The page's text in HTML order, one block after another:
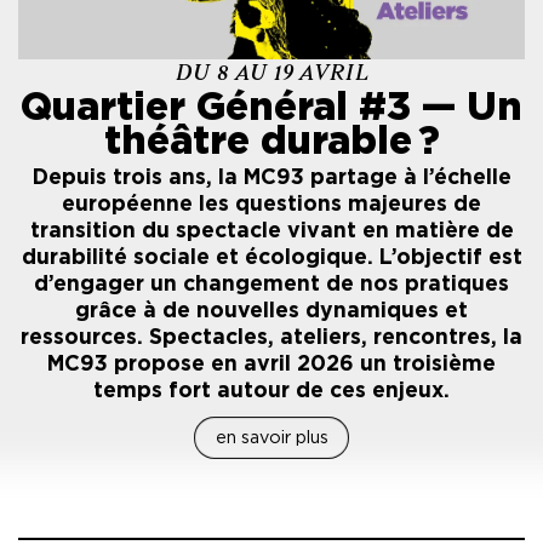
DU 8 AU 19 AVRIL
Quartier Général #3 — Un
théâtre durable ?
Depuis trois ans, la MC93 partage à l’échelle
européenne les questions majeures de
transition du spectacle vivant en matière de
durabilité sociale et écologique. L’objectif est
d’engager un changement de nos pratiques
grâce à de nouvelles dynamiques et
ressources. Spectacles, ateliers, rencontres, la
MC93 propose en avril 2026 un troisième
temps fort autour de ces enjeux.
en savoir plus